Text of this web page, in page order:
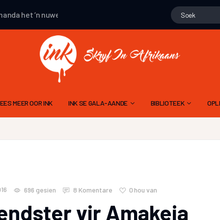
het ‘n nuwe publikasie gemaak het ‘n nuwe publikasie
MEER OOR INK INK SE GALA-AANDE
21 NOVEMBER 2020 – 5DE GALA AAND
BIBLIOTEEK
GERT ROSSOUW SE
RIGLYNE OM ‘N RADIODRAMA OF -
696 gesien 8 Komentare 0 hou van
vir Amakeia